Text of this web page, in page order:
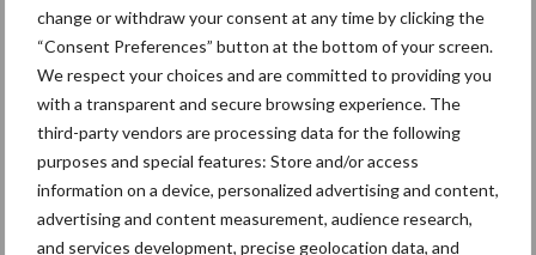
change or withdraw your consent at any time by clicking the
“Consent Preferences” button at the bottom of your screen.
We respect your choices and are committed to providing you
with a transparent and secure browsing experience. The
third-party vendors are processing data for the following
purposes and special features: Store and/or access
information on a device, personalized advertising and content,
advertising and content measurement, audience research,
and services development, precise geolocation data, and
17 dec
"Universele componenten en
hufterproof"
10 dec